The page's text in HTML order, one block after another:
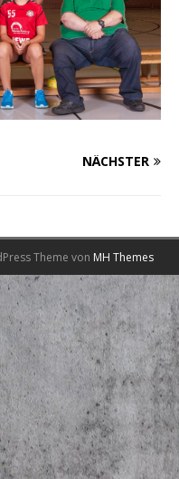
NÄCHSTER
Theme von MH Themes